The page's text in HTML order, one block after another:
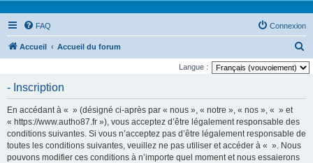
FAQ Connexion
Accueil Accueil du forum
e
Langue :
- Inscription
En accédant à « » (désigné ci-après par « nous », « notre », « nos », « » et
« https://www.autho87.fr »), vous acceptez d’être légalement responsable des
conditions suivantes. Si vous n’acceptez pas d’être légalement responsable de
toutes les conditions suivantes, veuillez ne pas utiliser et accéder à « ». Nous
pouvons modifier ces conditions à n’importe quel moment et nous essaierons